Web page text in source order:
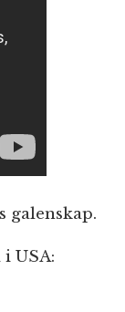
galenskap.
USA: